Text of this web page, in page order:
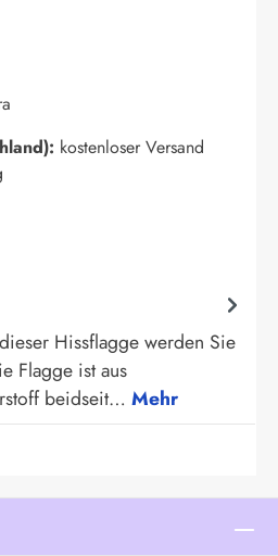
kostenloser Versand
Hissflagge werden Sie
Flagge ist aus
beidseit… Mehr